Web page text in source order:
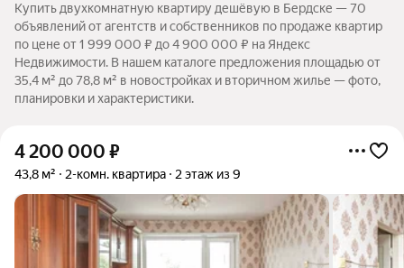
Купить двухкомнатную квартиру дешёвую в Бердске — 70
объявлений от агентств и собственников по продаже квартир
по цене от 1 999 000 ₽ до 4 900 000 ₽ на Яндекс
Недвижимости. В нашем каталоге предложения площадью от
35,4 м² до 78,8 м² в новостройках и вторичном жилье — фото,
планировки и характеристики.
4 200 000 ₽
43,8 м² 2-комн. квартира 2 этаж из 9